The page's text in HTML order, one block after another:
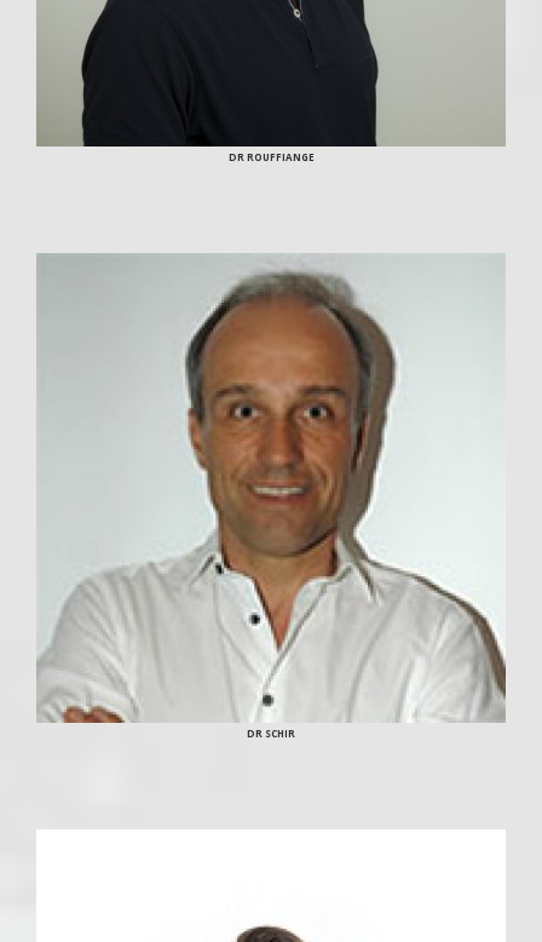
DR ROUFFIANGE
DR SCHIR